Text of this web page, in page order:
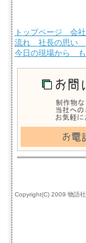
トップページ 会
流れ
社長の思い
今日の現場から
Copyright(C) 2009 物語